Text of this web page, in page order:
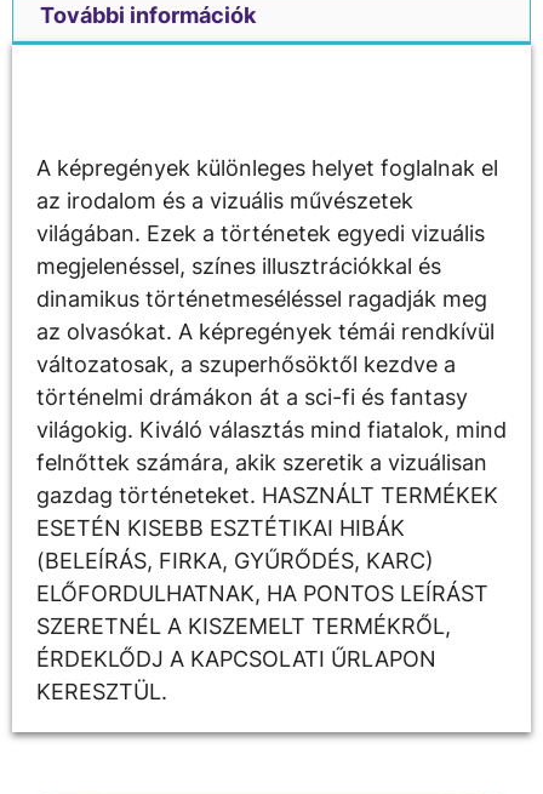
További információk
A képregények különleges helyet foglalnak el
az irodalom és a vizuális művészetek
világában. Ezek a történetek egyedi vizuális
megjelenéssel, színes illusztrációkkal és
dinamikus történetmeséléssel ragadják meg
az olvasókat. A képregények témái rendkívül
változatosak, a szuperhősöktől kezdve a
történelmi drámákon át a sci-fi és fantasy
világokig. Kiváló választás mind fiatalok, mind
felnőttek számára, akik szeretik a vizuálisan
gazdag történeteket. HASZNÁLT TERMÉKEK
ESETÉN KISEBB ESZTÉTIKAI HIBÁK
(BELEÍRÁS, FIRKA, GYŰRŐDÉS, KARC)
ELŐFORDULHATNAK, HA PONTOS LEÍRÁST
SZERETNÉL A KISZEMELT TERMÉKRŐL,
ÉRDEKLŐDJ A KAPCSOLATI ŰRLAPON
KERESZTÜL.